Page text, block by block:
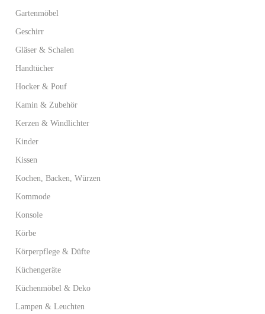
Gartenmöbel
Geschirr
Gläser & Schalen
Handtücher
Hocker & Pouf
Kamin & Zubehör
Kerzen & Windlichter
Kinder
Kissen
Kochen, Backen, Würzen
Kommode
Konsole
Körbe
Körperpflege & Düfte
Küchengeräte
Küchenmöbel & Deko
Lampen & Leuchten